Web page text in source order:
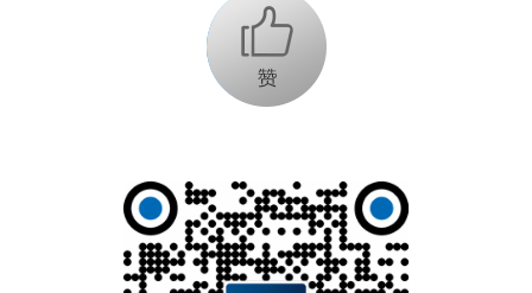
+1